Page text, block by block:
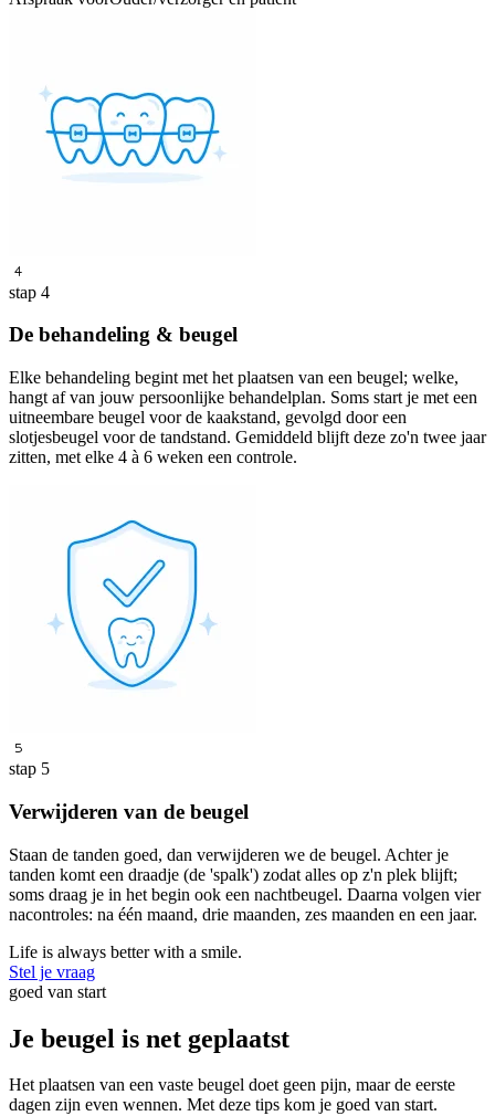
4
stap 4
De behandeling & beugel
Elke behandeling begint met het plaatsen van een beugel; welke,
hangt af van jouw persoonlijke behandelplan. Soms start je met een
uitneembare beugel voor de kaakstand, gevolgd door een
slotjesbeugel voor de tandstand. Gemiddeld blijft deze zo'n twee jaar
zitten, met elke 4 à 6 weken een controle.
5
stap 5
Verwijderen van de beugel
Staan de tanden goed, dan verwijderen we de beugel. Achter je
tanden komt een draadje (de 'spalk') zodat alles op z'n plek blijft;
soms draag je in het begin ook een nachtbeugel. Daarna volgen vier
nacontroles: na één maand, drie maanden, zes maanden en een jaar.
Life is always better with a smile.
Stel je vraag
goed van start
Je beugel is net geplaatst
Het plaatsen van een vaste beugel doet geen pijn, maar de eerste
dagen zijn even wennen. Met deze tips kom je goed van start.